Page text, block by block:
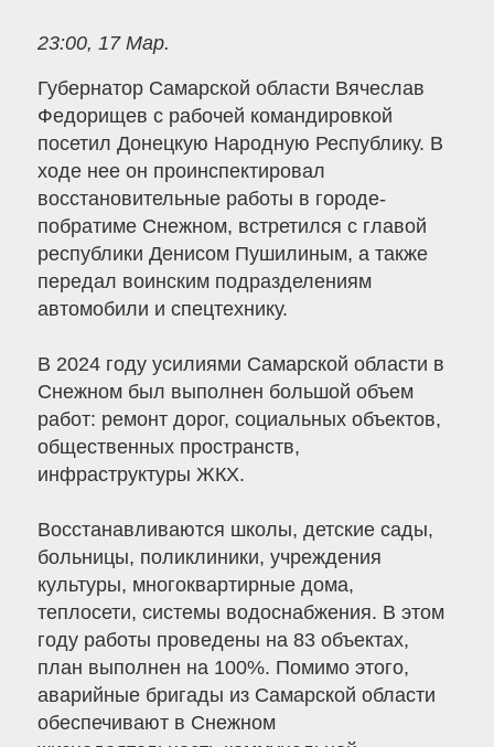
23:00, 17 Мар.
Губернатор Самарской области Вячеслав
Федорищев с рабочей командировкой
посетил Донецкую Народную Республику. В
ходе нее он проинспектировал
восстановительные работы в городе-
побратиме Снежном, встретился с главой
республики Денисом Пушилиным, а также
передал воинским подразделениям
автомобили и спецтехнику.
В 2024 году усилиями Самарской области в
Снежном был выполнен большой объем
работ: ремонт дорог, социальных объектов,
общественных пространств,
инфраструктуры ЖКХ.
Восстанавливаются школы, детские сады,
больницы, поликлиники, учреждения
культуры, многоквартирные дома,
теплосети, системы водоснабжения. В этом
году работы проведены на 83 объектах,
план выполнен на 100%. Помимо этого,
аварийные бригады из Самарской области
обеспечивают в Снежном